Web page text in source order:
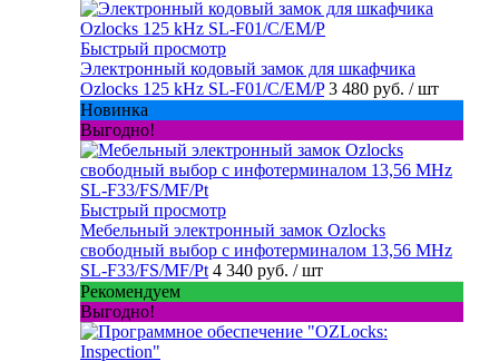
Быстрый просмотр
Электронный кодовый замок для шкафчика
Ozlocks 125 kHz SL-F01/C/EM/P 3 480 руб. / шт
Новинка
Выгодно!
Быстрый просмотр
Мебельный электронный замок Ozlocks
свободный выбор с инфотерминалом 13,56 MHz
SL-F33/FS/MF/Pt 4 340 руб. / шт
Рекомендуем
Выгодно!